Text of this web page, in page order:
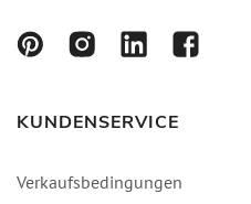
KUNDENSERVICE
Verkaufsbedingungen